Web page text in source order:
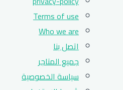
Terms of use
Who we are
اتصل بنا
جميع المتاجر
سياسة الخصوصية